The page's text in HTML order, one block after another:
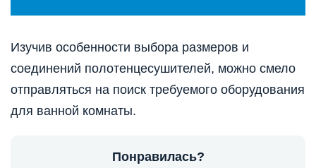
Изучив особенности выбора размеров и
соединений полотенцесушителей, можно смело
отправляться на поиск требуемого оборудования
для ванной комнаты.
Понравилась?